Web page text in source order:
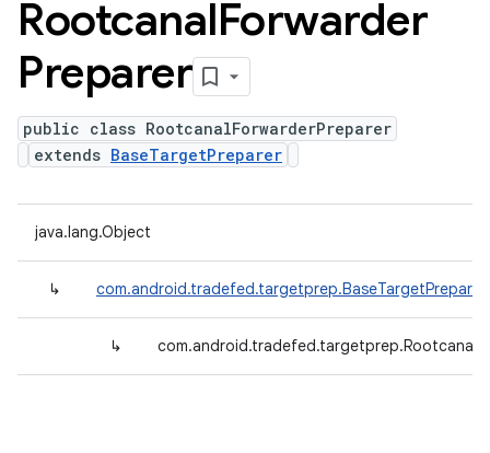
RootcanalForwarder
Preparer
public class RootcanalForwarderPreparer
extends BaseTargetPreparer
java.lang.Object
↳ com.android.tradefed.targetprep.BaseTargetPreparer
↳